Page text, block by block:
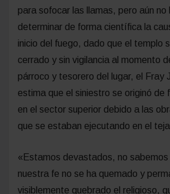
para sofocar las llamas, pero aún no
determinar de forma científica la
inicio del fuego, dado que el templo
cerrado y sin vigilancia al momento
párroco y tesorero del lugar, el Fray
estima que el siniestro se originó de
en el sector superior debido a las
que se estaban ejecutando en el
«Estamos devastados, no sabemos
nuestra fe no se ha quemado y
visiblemente quebrado el religioso,